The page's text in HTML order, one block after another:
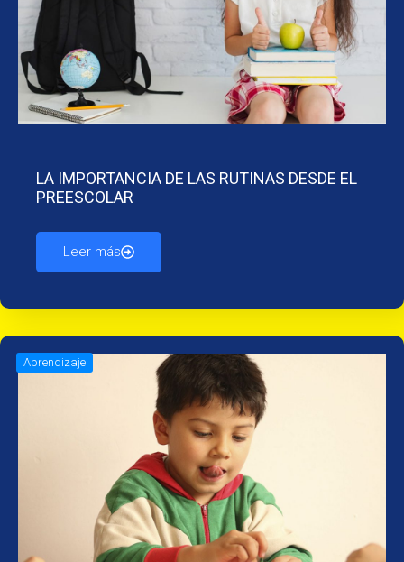
LA IMPORTANCIA DE LAS RUTINAS DESDE EL
PREESCOLAR
Leer más
Aprendizaje